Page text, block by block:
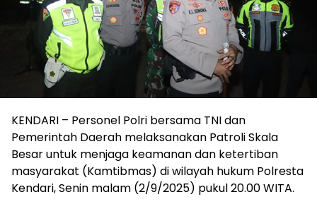
KENDARI – Personel Polri bersama TNI dan
Pemerintah Daerah melaksanakan Patroli Skala
Besar untuk menjaga keamanan dan ketertiban
masyarakat (Kamtibmas) di wilayah hukum Polresta
Kendari, Senin malam (2/9/2025) pukul 20.00 WITA.